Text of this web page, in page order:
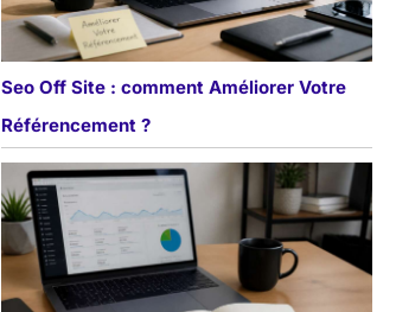
Seo Off Site : comment Améliorer Votre
Référencement ?